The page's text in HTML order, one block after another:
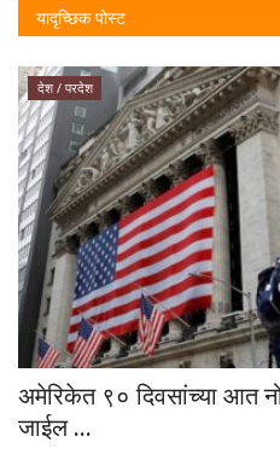
यादृच्छिक पोस्ट
आत नोकरी मिळाली नाही तर